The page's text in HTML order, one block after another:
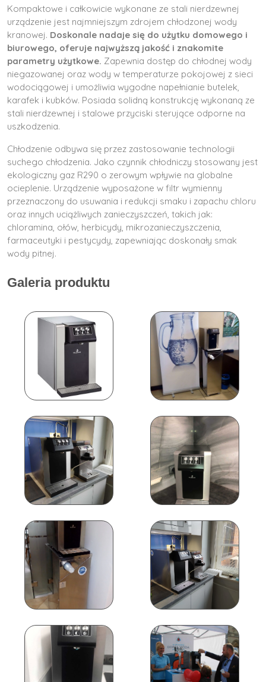
Kompaktowe i całkowicie wykonane ze stali nierdzewnej
urządzenie jest najmniejszym zdrojem chłodzonej wody
kranowej. Doskonale nadaje się do użytku domowego i
biurowego, oferuje najwyższą jakość i znakomite
parametry użytkowe. Zapewnia dostęp do chłodnej wody
niegazowanej oraz wody w temperaturze pokojowej z sieci
wodociągowej i umożliwia wygodne napełnianie butelek,
karafek i kubków. Posiada solidną konstrukcję wykonaną ze
stali nierdzewnej i stalowe przyciski sterujące odporne na
uszkodzenia.
Chłodzenie odbywa się przez zastosowanie technologii
suchego chłodzenia. Jako czynnik chłodniczy stosowany jest
ekologiczny gaz R290 o zerowym wpływie na globalne
ocieplenie. Urządzenie wyposażone w filtr wymienny
przeznaczony do usuwania i redukcji smaku i zapachu chloru
oraz innych uciążliwych zanieczyszczeń, takich jak:
chloramina, ołów, herbicydy, mikrozanieczyszczenia,
farmaceutyki i pestycydy, zapewniając doskonały smak
wody pitnej.
Galeria produktu